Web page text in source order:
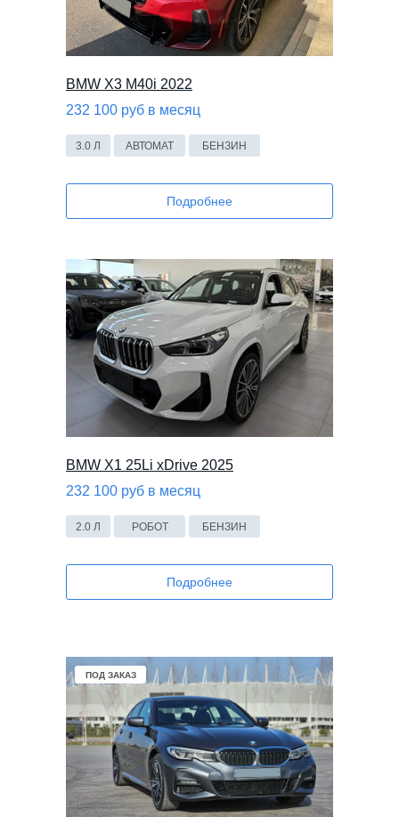
BMW X3 M40i 2022
BMW X1 25Li xDrive 2025
232 100 руб в месяц
232 100 руб в месяц
Подробнее
Подробнее
3.0 Л
2.0 Л
АВТОМАТ
РОБОТ
БЕНЗИН
БЕНЗИН
ПОД ЗАКАЗ